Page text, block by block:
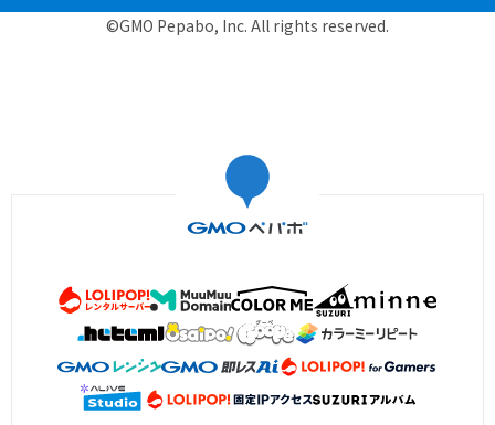
©GMO Pepabo, Inc. All rights reserved.